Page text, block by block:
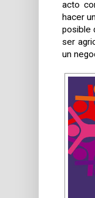
acto
hacer
posible
ser
un